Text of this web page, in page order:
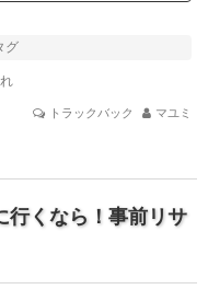
グ
トラックバック マユミ
行くなら！事前リサ